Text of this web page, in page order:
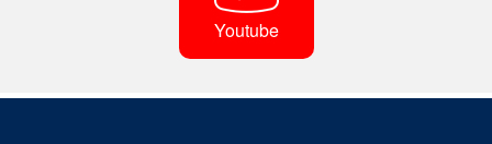
Youtube